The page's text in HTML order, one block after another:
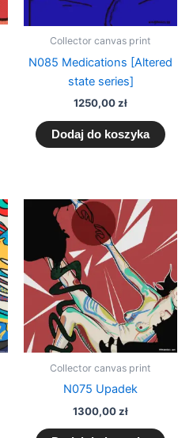
Collector canvas print
N085 Medications [Altered
state series]
1250,00zł
Dodaj do koszyka
Collector canvas print
N075 Upadek
1300,00zł